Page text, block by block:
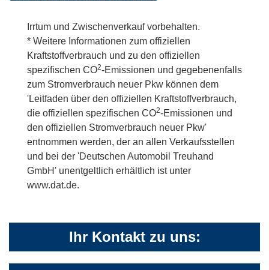
Irrtum und Zwischenverkauf vorbehalten.
* Weitere Informationen zum offiziellen
Kraftstoffverbrauch und zu den offiziellen
spezifischen CO2-Emissionen und gegebenenfalls
zum Stromverbrauch neuer Pkw können dem
'Leitfaden über den offiziellen Kraftstoffverbrauch,
die offiziellen spezifischen CO2-Emissionen und
den offiziellen Stromverbrauch neuer Pkw'
entnommen werden, der an allen Verkaufsstellen
und bei der 'Deutschen Automobil Treuhand
GmbH' unentgeltlich erhältlich ist unter
www.dat.de.
Ihr Kontakt zu uns: